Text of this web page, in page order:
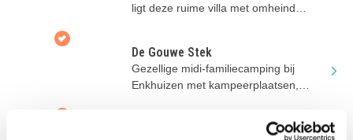
ligt deze ruime villa met omheind
De Gouwe Stek
Gezellige midi-familiecamping bij
Enkhuizen met kampeerplaatsen,